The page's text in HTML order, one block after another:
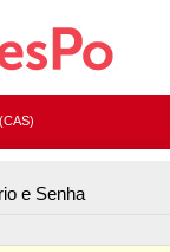
e Senha